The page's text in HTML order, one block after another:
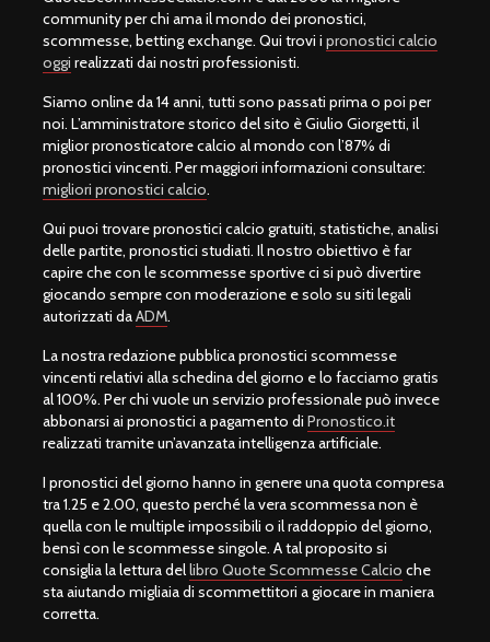
community per chi ama il mondo dei pronostici,
scommesse, betting exchange. Qui trovi i pronostici calcio
oggi realizzati dai nostri professionisti.
Siamo online da 14 anni, tutti sono passati prima o poi per
noi. L’amministratore storico del sito è Giulio Giorgetti, il
miglior pronosticatore calcio al mondo con l’87% di
pronostici vincenti. Per maggiori informazioni consultare:
migliori pronostici calcio.
Qui puoi trovare pronostici calcio gratuiti, statistiche, analisi
delle partite, pronostici studiati. Il nostro obiettivo è far
capire che con le scommesse sportive ci si può divertire
giocando sempre con moderazione e solo su siti legali
autorizzati daADM.
La nostra redazione pubblica pronostici scommesse
vincenti relativi alla schedina del giorno e lo facciamo gratis
al 100%. Per chi vuole un servizio professionale può invece
abbonarsi ai pronostici a pagamento di Pronostico.it
realizzati tramite un’avanzata intelligenza artificiale.
I pronostici del giorno hanno in genere una quota compresa
tra 1.25 e 2.00, questo perché la vera scommessa non è
quella con le multiple impossibili o il raddoppio del giorno,
bensì con le scommesse singole. A tal proposito si
consiglia la lettura dellibro Quote Scommesse Calcio che
sta aiutando migliaia di scommettitori a giocare in maniera
corretta.